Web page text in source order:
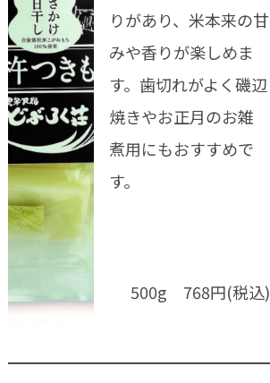
りがあり、米本来の甘
みや香りが楽しめま
す。歯切れがよく磯辺
焼きやお正月のお雑
煮用にもおすすめで
す。
500g 768円(税込)